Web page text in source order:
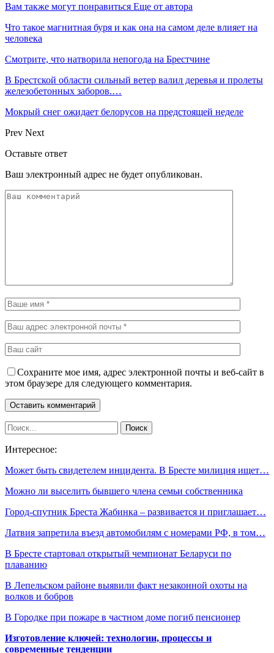
Вам также могут понравиться Еще от автора
Что такое магнитная буря и как она на самом деле влияет на
человека
Смотрите, что натворила непогода на Брестчине
В Брестской области сильный ветер валил деревья и пролеты
железобетонных заборов.…
Мокрый снег ожидает белорусов на предстоящей неделе
Prev Next
Оставьте ответ
Ваш электронный адрес не будет опубликован.
Сохраните мое имя, адрес электронной почты и веб-сайт в
этом браузере для следующего комментария.
Интересное:
Может быть свидетелем инцидента. В Бресте милиция ищет…
Можно ли выселить бывшего члена семьи собственника
Город-спутник Бреста Жабинка – развивается и приглашает…
Латвия запретила въезд автомобилям с номерами РФ, в том…
В Бресте стартовал открытый чемпионат Беларуси по
плаванию
В Лепельском районе выявили факт незаконной охоты на
волков и бобров
В Городке при пожаре в частном доме погиб пенсионер
Изготовление ключей: технологии, процессы и
современные тенденции